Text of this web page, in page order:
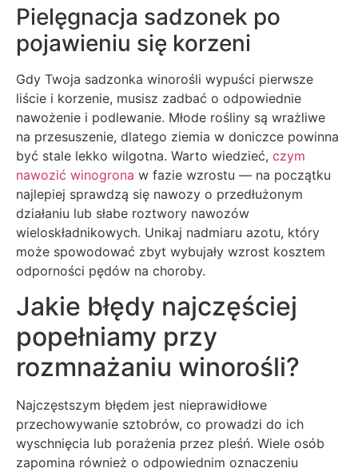
Pielęgnacja sadzonek po
pojawieniu się korzeni
Gdy Twoja sadzonka winorośli wypuści pierwsze
liście i korzenie, musisz zadbać o odpowiednie
nawożenie i podlewanie. Młode rośliny są wrażliwe
na przesuszenie, dlatego ziemia w doniczce powinna
być stale lekko wilgotna. Warto wiedzieć, czym
nawozić winogrona w fazie wzrostu — na początku
najlepiej sprawdzą się nawozy o przedłużonym
działaniu lub słabe roztwory nawozów
wieloskładnikowych. Unikaj nadmiaru azotu, który
może spowodować zbyt wybujały wzrost kosztem
odporności pędów na choroby.
Jakie błędy najczęściej
popełniamy przy
rozmnażaniu winorośli?
Najczęstszym błędem jest nieprawidłowe
przechowywanie sztobrów, co prowadzi do ich
wyschnięcia lub porażenia przez pleśń. Wiele osób
zapomina również o odpowiednim oznaczeniu